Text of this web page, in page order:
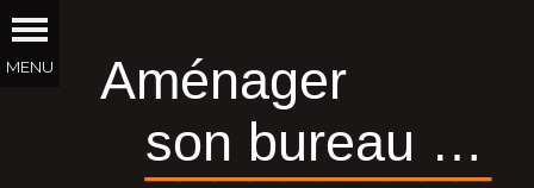
Aménager
son bureau …
__________